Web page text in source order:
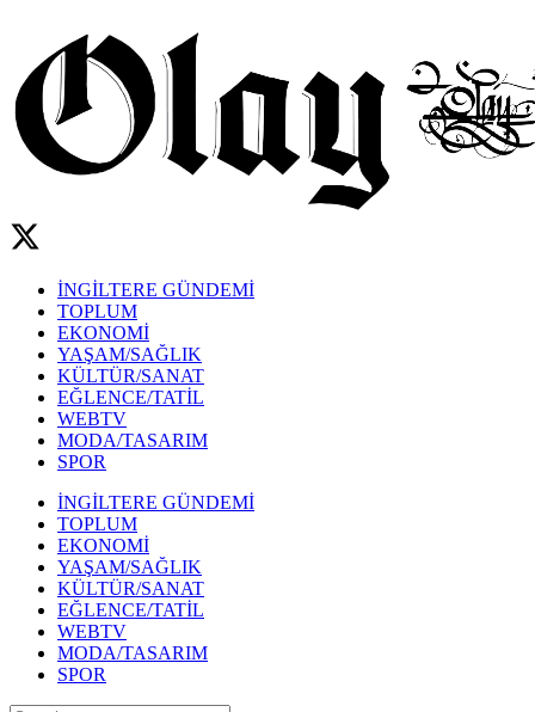
İNGİLTERE GÜNDEMİ
TOPLUM
EKONOMİ
YAŞAM/SAĞLIK
KÜLTÜR/SANAT
EĞLENCE/TATİL
WEBTV
MODA/TASARIM
SPOR
İNGİLTERE GÜNDEMİ
TOPLUM
EKONOMİ
YAŞAM/SAĞLIK
KÜLTÜR/SANAT
EĞLENCE/TATİL
WEBTV
MODA/TASARIM
SPOR